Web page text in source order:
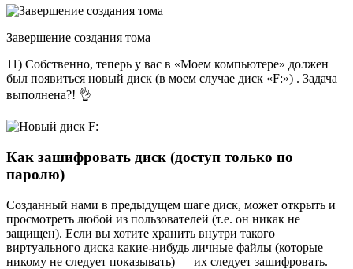
Завершение создания тома
11) Собственно, теперь у вас в «Моем компьютере» должен
был появиться новый диск (в моем случае диск «F:») . Задача
выполнена?! 👌
Как зашифровать диск (доступ только по
паролю)
Созданный нами в предыдущем шаге диск, может открыть и
просмотреть любой из пользователей (т.е. он никак не
защищен). Если вы хотите хранить внутри такого
виртуального диска какие-нибудь личные файлы (которые
никому не следует показывать) — их следует зашифровать.